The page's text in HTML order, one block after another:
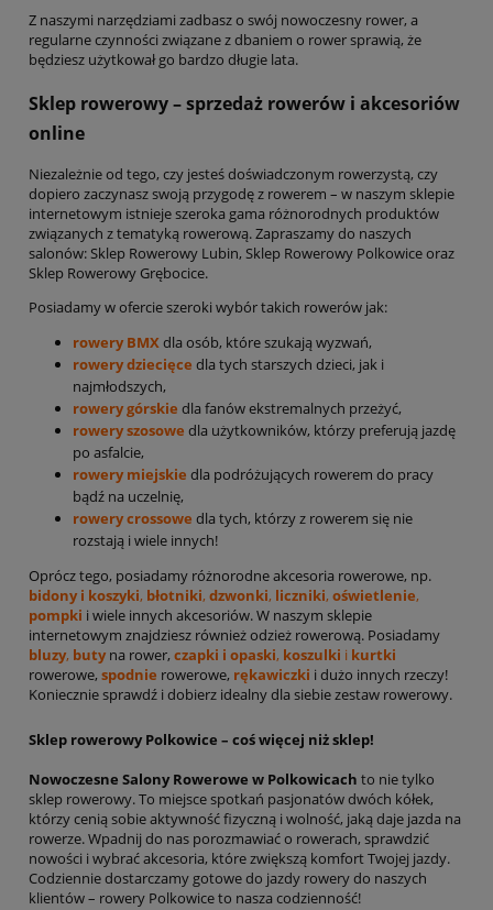
Z naszymi narzędziami zadbasz o swój nowoczesny rower, a
regularne czynności związane z dbaniem o rower sprawią, że
będziesz użytkował go bardzo długie lata.
Sklep rowerowy – sprzedaż rowerów i akcesoriów
online
Niezależnie od tego, czy jesteś doświadczonym rowerzystą, czy
dopiero zaczynasz swoją przygodę z rowerem – w naszym sklepie
internetowym istnieje szeroka gama różnorodnych produktów
związanych z tematyką rowerową. Zapraszamy do naszych
salonów: Sklep Rowerowy Lubin, Sklep Rowerowy Polkowice oraz
Sklep Rowerowy Grębocice.
Posiadamy w ofercie szeroki wybór takich rowerów jak:
rowery BMXdla osób, które szukają wyzwań,
rowery dziecięce dla tych starszych dzieci, jak i
najmłodszych,
rowery górskie dla fanów ekstremalnych przeżyć,
rowery szosowe dla użytkowników, którzy preferują jazdę
po asfalcie,
rowery miejskie dla podróżujących rowerem do pracy
bądź na uczelnię,
rowery crossowe dla tych, którzy z rowerem się nie
rozstają i wiele innych!
Oprócz tego, posiadamy różnorodne akcesoria rowerowe, np.
bidony i koszyki, błotniki, dzwonki, liczniki, oświetlenie,
pompki i wiele innych akcesoriów. W naszym sklepie
internetowym znajdziesz również odzież rowerową. Posiadamy
bluzy, butyna rower, czapki i opaski, koszulki i kurtki
rowerowe, spodnie rowerowe, rękawiczki i dużo innych rzeczy!
Koniecznie sprawdź i dobierz idealny dla siebie zestaw rowerowy.
Sklep rowerowy Polkowice – coś więcej niż sklep!
Nowoczesne Salony Rowerowe w Polkowicach to nie tylko
sklep rowerowy. To miejsce spotkań pasjonatów dwóch kółek,
którzy cenią sobie aktywność fizyczną i wolność, jaką daje jazda na
rowerze. Wpadnij do nas porozmawiać o rowerach, sprawdzić
nowości i wybrać akcesoria, które zwiększą komfort Twojej jazdy.
Codziennie dostarczamy gotowe do jazdy rowery do naszych
klientów – rowery Polkowice to nasza codzienność!